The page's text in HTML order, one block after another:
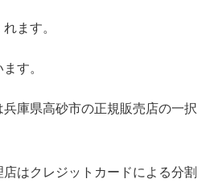
ます。
す。
庫県高砂市の正規販売店の一択
はクレジットカードによる分割